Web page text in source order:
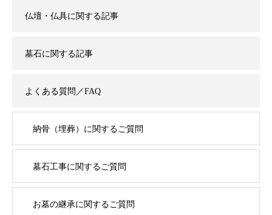
仏壇・仏具に関する記事
墓石に関する記事
よくある質問／FAQ
納骨（埋葬）に関するご質問
墓石工事に関するご質問
お墓の継承に関するご質問